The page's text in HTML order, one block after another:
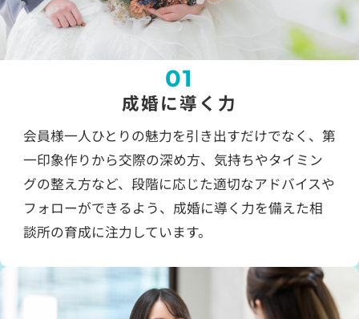
01
成婚に導く力
会員様一人ひとりの魅力を引き出すだけでなく、第
一印象作りから交際の深め方、気持ちやタイミン
グの整え方など、段階に応じた適切なアドバイスや
フォローができるよう、成婚に導く力を備えた相
談所の育成に注力しています。